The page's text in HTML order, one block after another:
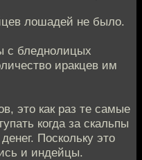
лошадей не было.
с бледнолицых
иракцев им
это как раз те самые
когда за скальпы
Поскольку это
и индейцы.